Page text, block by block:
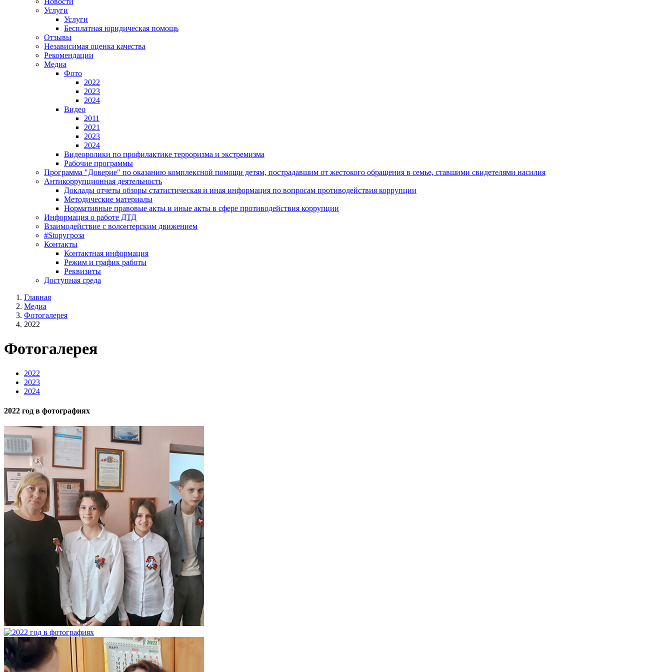
Услуги
Услуги
Бесплатная юридическая помощь
Отзывы
Независимая оценка качества
Рекомендации
Медиа
Фото
2022
2023
2024
Видео
2011
2021
2023
2024
Видеоролики по профилактике терроризма и экстремизма
Рабочие программы
Программа "Доверие" по оказанию комплексной помощи детям, пострадавшим от жестокого обращения в семье, ставшими свидетелями насилия
Антикоррупционная деятельность
Доклады отчеты обзоры статистическая и иная информация по вопросам противодействия коррупции
Методические материалы
Нормативные правовые акты и иные акты в сфере противодействия коррупции
Информация о работе ДТД
Взаимодействие с волонтерским движением
#Stopугроза
Контакты
Контактная информация
Режим и график работы
Реквизиты
Доступная среда
Главная
Медиа
Фотогалерея
2022
Фотогалерея
2022
2023
2024
2022 год в фотографиях